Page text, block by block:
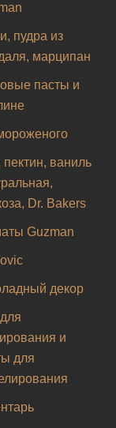
пудра из
марципан
пасты и
пектин, ваниль
Dr. Bakers
Guzman
декор
и
для